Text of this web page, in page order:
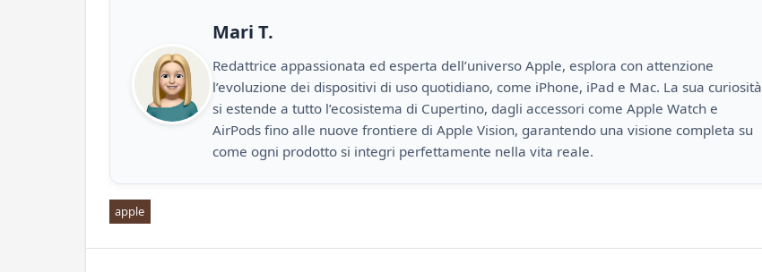
Mari T.
Redattrice appassionata ed esperta dell’universo Apple, esplora con attenzione
l’evoluzione dei dispositivi di uso quotidiano, come iPhone, iPad e Mac. La sua curiosità
si estende a tutto l’ecosistema di Cupertino, dagli accessori come Apple Watch e
AirPods fino alle nuove frontiere di Apple Vision, garantendo una visione completa su
come ogni prodotto si integri perfettamente nella vita reale.
apple